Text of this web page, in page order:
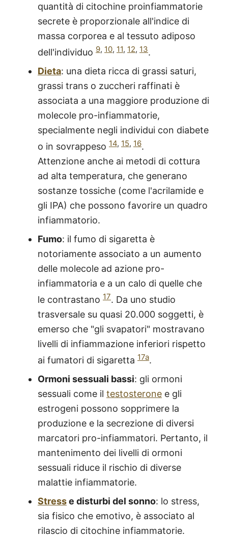
quantità di citochine proinfiammatorie
secrete è proporzionale all'indice di
massa corporea e al tessuto adiposo
dell'individuo 9, 10, 11, 12, 13.
Dieta: una dieta ricca di grassi saturi,
grassi trans o zuccheri raffinati è
associata a una maggiore produzione di
molecole pro-infiammatorie,
specialmente negli individui con diabete
o in sovrappeso 14, 15, 16.
Attenzione anche ai metodi di cottura
ad alta temperatura, che generano
sostanze tossiche (come l'acrilamide e
gli IPA) che possono favorire un quadro
infiammatorio.
Fumo: il fumo di sigaretta è
notoriamente associato a un aumento
delle molecole ad azione pro-
infiammatoria e a un calo di quelle che
le contrastano 17. Da uno studio
trasversale su quasi 20.000 soggetti, è
emerso che "gli svapatori" mostravano
livelli di infiammazione inferiori rispetto
ai fumatori di sigaretta 17a.
Ormoni sessuali bassi: gli ormoni
sessuali come il testosterone e gli
estrogeni possono sopprimere la
produzione e la secrezione di diversi
marcatori pro-infiammatori. Pertanto, il
mantenimento dei livelli di ormoni
sessuali riduce il rischio di diverse
malattie infiammatorie.
Stresse disturbi del sonno: lo stress,
sia fisico che emotivo, è associato al
rilascio di citochine infiammatorie.